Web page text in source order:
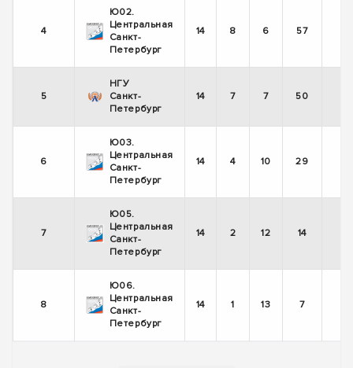
4
Ю02.
Центральная
Санкт-
Петербург
14 8 6 57
5
НГУ
Санкт-
Петербург
14 7 7 50
6
Ю03.
Центральная
Санкт-
Петербург
14 4 10 29
7
Ю05.
Центральная
Санкт-
Петербург
14 2 12 14
8
Ю06.
Центральная
Санкт-
Петербург
14 1 13 7